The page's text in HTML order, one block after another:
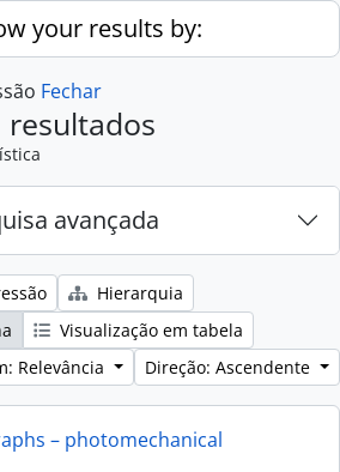
your results by:
Fechar
avançada
Hierarquia
Visualização em tabela
Relevância
Direção: Ascendente
– photomechanical